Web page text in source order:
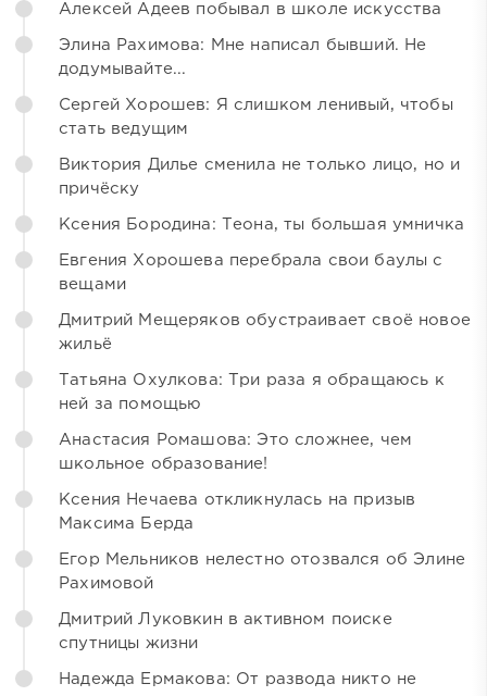
Алексей Адеев побывал в школе искусства
Элина Рахимова: Мне написал бывший. Не
додумывайте...
Сергей Хорошев: Я слишком ленивый, чтобы
стать ведущим
Виктория Дилье сменила не только лицо, но и
причёску
Ксения Бородина: Теона, ты большая умничка
Евгения Хорошева перебрала свои баулы с
вещами
Дмитрий Мещеряков обустраивает своё новое
жильё
Татьяна Охулкова: Три раза я обращаюсь к
ней за помощью
Анастасия Ромашова: Это сложнее, чем
школьное образование!
Ксения Нечаева откликнулась на призыв
Максима Берда
Егор Мельников нелестно отозвался об Элине
Рахимовой
Дмитрий Луковкин в активном поиске
спутницы жизни
Надежда Ермакова: От развода никто не